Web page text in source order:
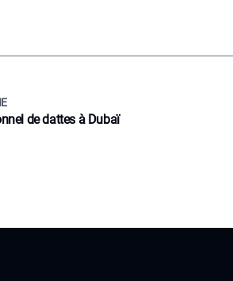
de dattes à Dubaï